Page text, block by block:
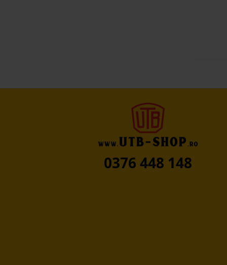
0376 448 148